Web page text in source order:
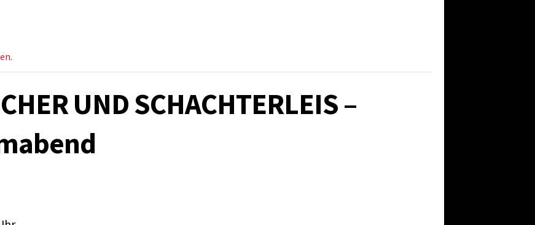
UND SCHACHTERLEIS –